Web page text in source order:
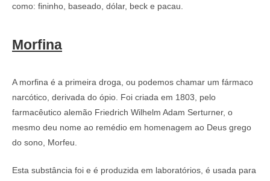
como: fininho, baseado, dólar, beck e pacau.
Morfina
A morfina é a primeira droga, ou podemos chamar um fármaco
narcótico, derivada do ópio. Foi criada em 1803, pelo
farmacêutico alemão Friedrich Wilhelm Adam Serturner, o
mesmo deu nome ao remédio em homenagem ao Deus grego
do sono, Morfeu.
Esta substância foi e é produzida em laboratórios, é usada para